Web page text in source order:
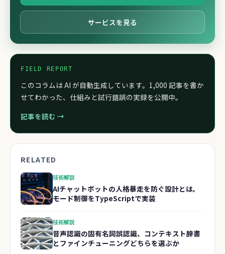
サービスを見る
FIELD REPORT
このコラムは AI が自動生成しています。1,000 記事を書か
せてわかった、仕組みと試行錯誤の実録を公開中。
記事を読む →
RELATED
技術解説
AIチャットボットの人格暴走を防ぐ設計とは。
モード制御をTypeScriptで実装
技術解説
音声認識の固有名詞誤認識、コンテキスト辞書
とファインチューニングどちらを選ぶか